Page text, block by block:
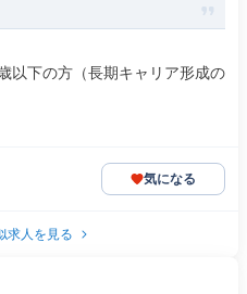
以下の方（長期キャリア形成の
気になる
求人を見る